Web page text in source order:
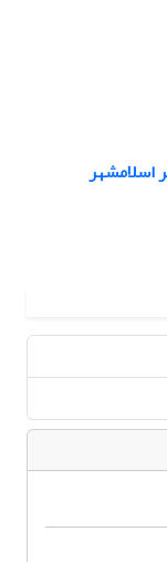
اسلامشهر